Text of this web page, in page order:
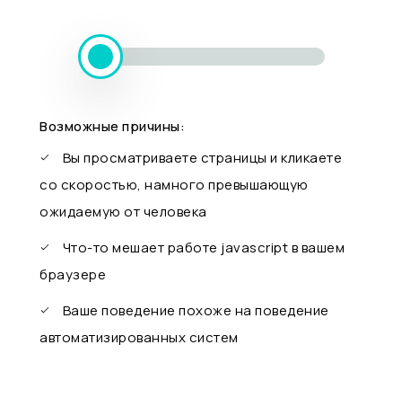
Возможные причины:
Вы просматриваете страницы и кликаете
со скоростью, намного превышающую
ожидаемую от человека
Что-то мешает работе javascript в вашем
браузере
Ваше поведение похоже на поведение
автоматизированных систем